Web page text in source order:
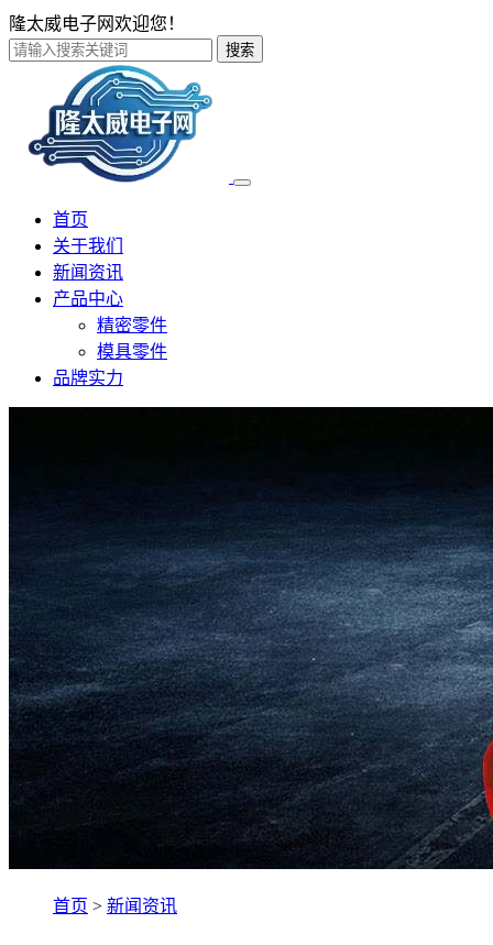
隆太威电子网欢迎您！
搜索
首页
关于我们
新闻资讯
产品中心
精密零件
模具零件
品牌实力
首页 > 新闻资讯